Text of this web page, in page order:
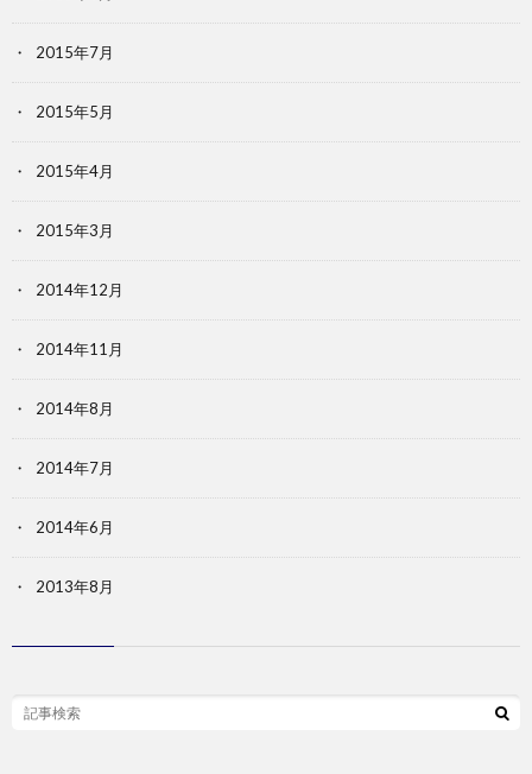
2015年7月
2015年5月
2015年4月
2015年3月
2014年12月
2014年11月
2014年8月
2014年7月
2014年6月
2013年8月